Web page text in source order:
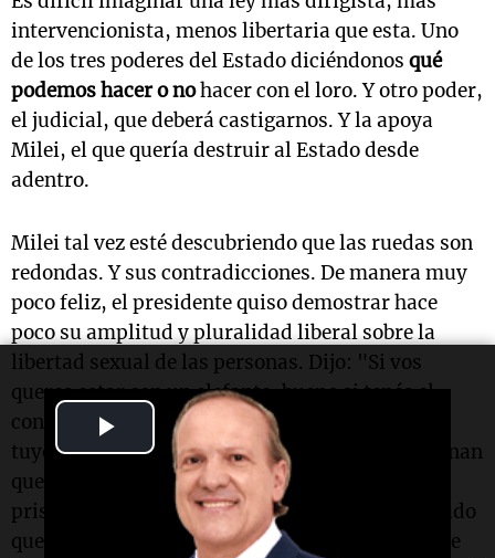
Play
Video
intervencionista, menos libertaria que esta. Uno
de los tres poderes del Estado diciéndonos qué
podemos hacer o nohacer con el loro. Y otro poder,
el judicial, que deberá castigarnos. Y la apoya
Milei, el que quería destruir al Estado desde
adentro.
Milei tal vez esté descubriendo que las ruedas son
redondas. Y sus contradicciones. De manera muy
poco feliz, el presidente quiso demostrar hace
poco su amplitud y pluralidad liberal sobre la
libertad sexual de las personas. Dijo: "Si vos
queres estar con un elefante, bueno si tenés el
consentimiento de un elefante, es un problema
tuyo y del elefante". Bueno, no, Milei. La ley Conan
que usted apoya castiga con dos a seis años de
prisión el abuso sexual a cualquier animal. Y dado
que hasta ahora no podemos saber si un elefante